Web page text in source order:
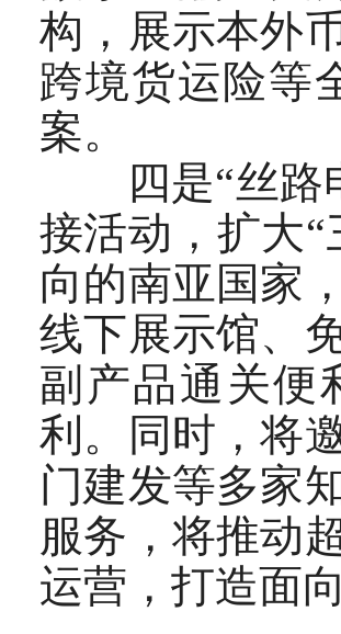
构，展示本外
跨境货运险等
案。
四是“丝路电
接活动，扩大
向的南亚国家
线下展示馆、
副产品通关便
利。同时，将
门建发等多家
服务，将推动
运营，打造面